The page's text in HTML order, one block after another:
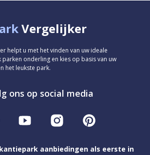
Vergelijker
helpt u met het vinden van uw ideale
parken onderling en kies op basis van uw
het leukste park.
ons op social media
aanbiedingen als eerste in